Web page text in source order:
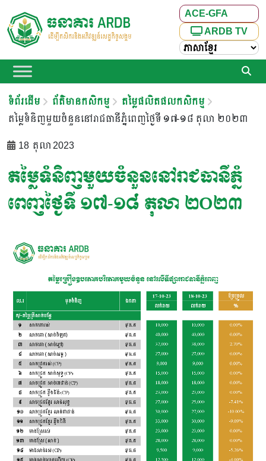
ACE-GFA
ARDB TV
ទំព័រដើម ព័ត៌មានកសិកម្ម
តម្លៃផលិតផលកសិកម្ម
តម្លៃទំនិញមួយចំនួននៅរាជធានីភ្នំពេញថ្ងៃទី ១៧-១៨ តុលា ២០២៣
18 តុលា 2023
តម្លៃទំនិញមួយចំនួននៅរាជធានីភ្នំ
ពេញថ្ងៃទី ១៧-១៨ តុលា ២០២៣